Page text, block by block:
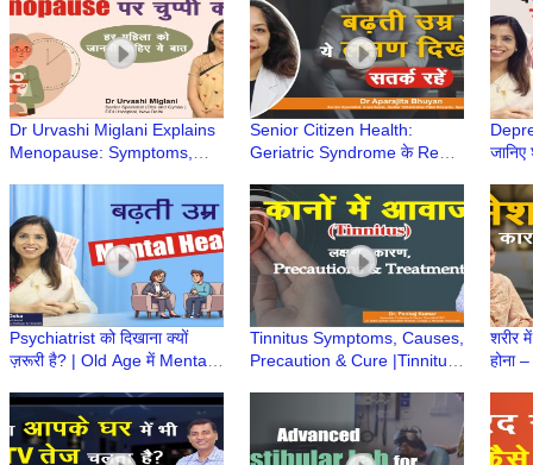
Jha
Dr Urvashi Miglani Explains
Menopause: Symptoms,
Senior Citizen Health:
Geriatric Syndrome के Red
Bhuyan | Elderly Care
Care
Psychiatrist को दिखाना क्यों
ज़रूरी है? | Old Age में Mental
Elderly Care
Tinnitus Symptoms, Causes,
Precaution & Cure |Tinnitus
Pankaj Kumar|Hindi
शरीर
होना